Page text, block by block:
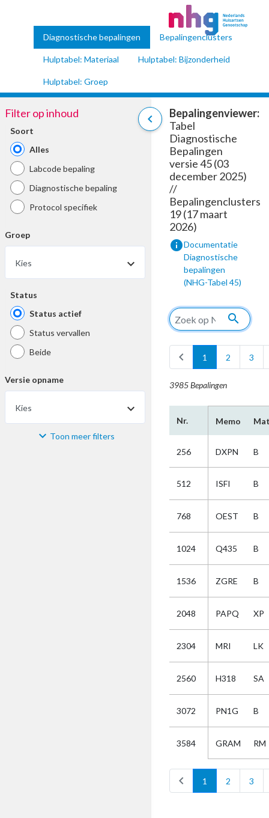
Diagnostische bepalingen Bepalingenclusters
Hulptabel: Materiaal Hulptabel: Bijzonderheid
Hulptabel: Groep
chevron_left
Filter op inhoud
Soort
Alles
Labcode bepaling
Diagnostische bepaling
Protocol specifiek
Groep
Kies
Status
Status actief
Status vervallen
Beide
Versie opname
Kies
Materiaal Toon meer filters
Bepalingenviewer:
Tabel
Diagnostische
Bepalingen
versie 45 (03
december 2025)
//
Bepalingenclusters
19 (17 maart
2026)
infoDocumentatie
Diagnostische
bepalingen
(NHG-Tabel 45)
search
chevron_left 1 2 3
3985 Bepalingen
Nr. Memo
256 DXPN B
512 ISFI B
768 OEST B
1024 Q435 B
1536 ZGRE B
2048 PAPQ XP
2304 MRI LK
2560 H318 SA
3072 PN1G B
3584 GRAM RM
chevron_left 1 2 3